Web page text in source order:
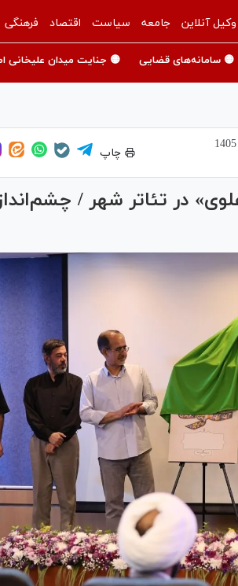
وکیل آنلاین جامعه سیاست اقتصاد فرهنگی
🟡 سامانه‌های قضایی 🟡 جنایت میدان علیخانی
چاپ
در تئاتر شهر /